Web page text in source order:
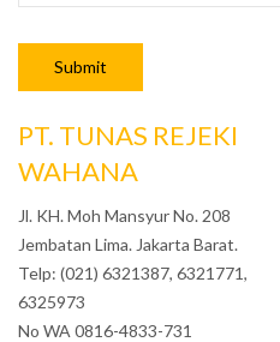
PT. TUNAS REJEKI
WAHANA
Jl. KH. Moh Mansyur No. 208
Jembatan Lima. Jakarta Barat.
Telp: (021) 6321387, 6321771,
6325973
No WA 0816-4833-731